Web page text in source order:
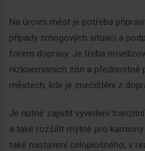
Na úrovni měst je potřeba
případy smogových situací a
forem dopravy. Je třeba
nízkoemisních zón a přednostně
městech, kde je znečištění z
Je nutné zajistit vyvedení
a také rozšířit mýtné pro
také nastavení celoplošného, v